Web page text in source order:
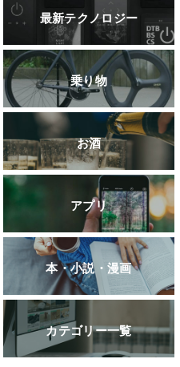
最新テクノロジー
乗り物
お酒
アプリ
本・小説・漫画
カテゴリー一覧